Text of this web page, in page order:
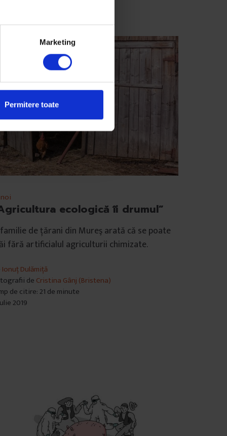
Marketing
Permitere toate
ecologică îi drumul”
de ţărani din Mureş arată că se poate
fără artificialul agriculturii chimizate.
Ionuț Dulămiță
de Cristina Gânj (Bristena)
de citire: 21 de minute
2019